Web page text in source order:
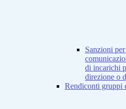
Sanzioni
di incarichi
direzione o
Rendiconti gruppi